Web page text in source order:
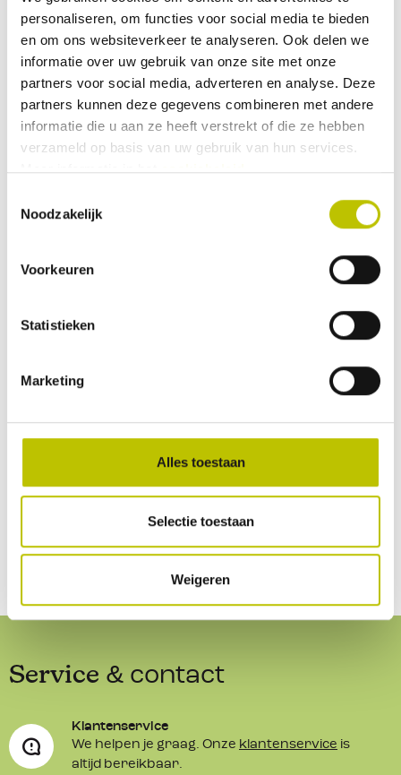
personaliseren, om functies voor social media te bieden
en om ons websiteverkeer te analyseren. Ook delen we
informatie over uw gebruik van onze site met onze
partners voor social media, adverteren en analyse. Deze
partners kunnen deze gegevens combineren met andere
informatie die u aan ze heeft verstrekt of die ze hebben
verzameld op basis van uw gebruik van hun services.
Meer informatie in hetcookiebeleid.
Noodzakelijk
Voorkeuren
Statistieken
Marketing
Alles toestaan
Selectie toestaan
Weigeren
Hoogte (cm) 24
Inhoud 0.4 tot 0.5 ltr, 450
Bekijk alle specificaties
0 Beoordeling
90
Deel je ervaringen met andere klanten.
Geen beoordelingen gevonden. Deel als eerste je
Service & contact
Klantenservice
We helpen je graag. Onze klantenservice is
altijd bereikbaar.